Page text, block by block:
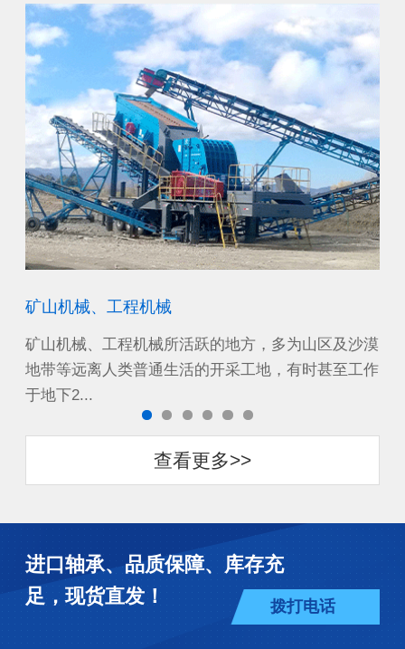
矿山机械、工程机械
矿山机械、工程机械所活跃的地方，多为山区及沙漠
地带等远离人类普通生活的开采工地，有时甚至工作
于地下2...
查看更多>>
进口轴承、品质保障、库存充
足，现货直发！
拨打电话